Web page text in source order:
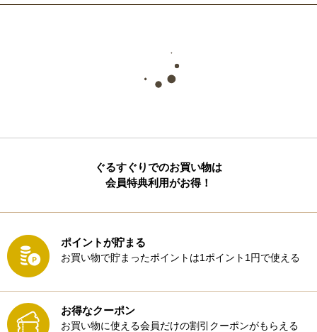
ぐるすぐりでのお買い物は
会員特典利用がお得！
ポイントが貯まる
お買い物で貯まったポイントは1ポイント1円で使える
お得なクーポン
お買い物に使える会員だけの割引クーポンがもらえる